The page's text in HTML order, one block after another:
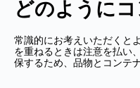
どのように
常識的にお考えいただくと
を重ねるときは注意を払い
保するため、品物とコンテ